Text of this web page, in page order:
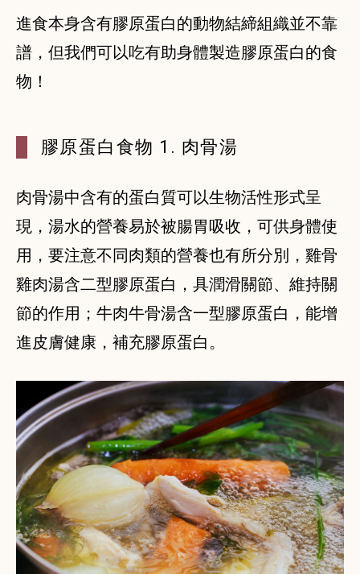
進食本身含有膠原蛋白的動物結締組織並不靠
譜，但我們可以吃有助身體製造膠原蛋白的食
物！
膠原蛋白食物 1. 肉骨湯
肉骨湯中含有的蛋白質可以生物活性形式呈
現，湯水的營養易於被腸胃吸收，可供身體使
用，要注意不同肉類的營養也有所分別，雞骨
雞肉湯含二型膠原蛋白，具潤滑關節、維持關
節的作用；牛肉牛骨湯含一型膠原蛋白，能增
進皮膚健康，補充膠原蛋白。